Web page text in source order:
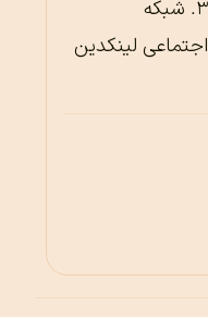
شبکه
اجتماعی لینکدین